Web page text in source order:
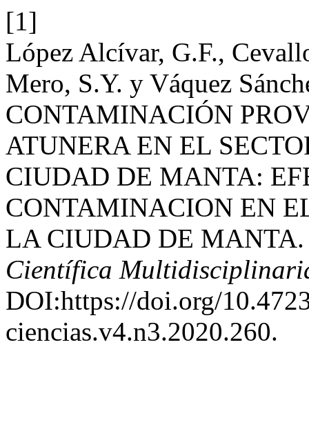
[1]
López Alcívar, G.F.,
Mero, S.Y. y Váquez
CONTAMINACIÓN
ATUNERA EN EL
CIUDAD DE MANTA:
CONTAMINACION EN
LA CIUDAD DE
Científica
DOI:https://doi.org/
ciencias.v4.n3.2020.260.